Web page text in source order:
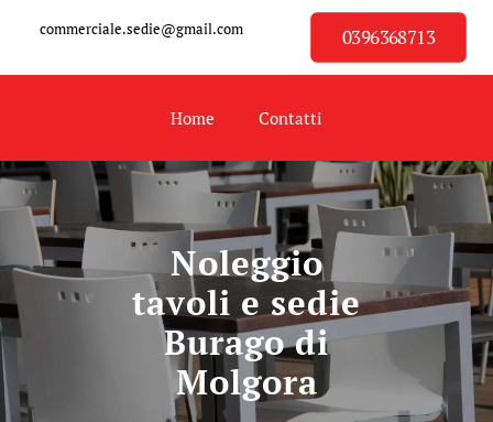
commerciale.sedie@gmail.com 0396368713
Home Contatti
Noleggio
tavoli e sedie
Burago di
Molgora